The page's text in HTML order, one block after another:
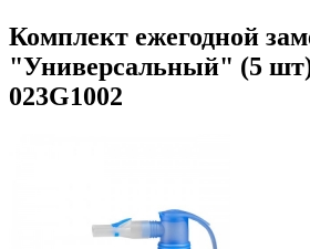
Комплект ежегодной
"Универсальный" (5
023G1002